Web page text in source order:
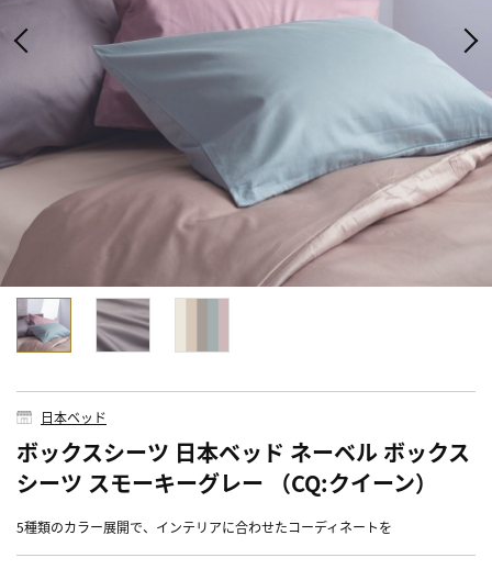
日本ベッド
ボックスシーツ 日本ベッド ネーベル ボックス
シーツ スモーキーグレー （CQ:クイーン）
5種類のカラー展開で、インテリアに合わせたコーディネートを